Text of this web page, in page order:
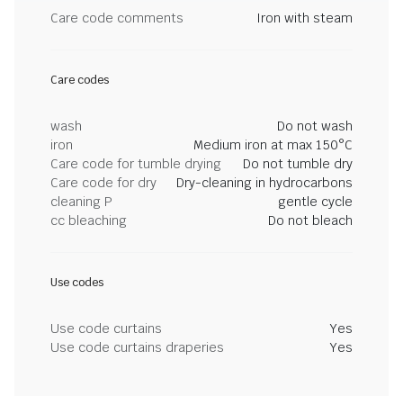
Care code comments Iron with steam
Care codes
wash
Do not wash
iron
Medium iron at max 150°C
Care code for tumble drying
Do not tumble dry
Care code for dry
cleaning P
Dry-cleaning in hydrocarbons
gentle cycle
cc bleaching
Do not bleach
Use codes
Use code curtains
Yes
Use code curtains draperies
Yes